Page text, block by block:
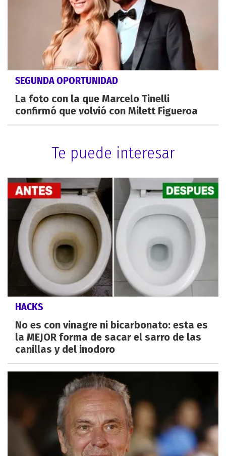
SEGUNDA OPORTUNIDAD
La foto con la que Marcelo Tinelli
confirmó que volvió con Milett Figueroa
Te puede interesar
HACKS
No es con vinagre ni bicarbonato: esta es
la MEJOR forma de sacar el sarro de las
canillas y del inodoro